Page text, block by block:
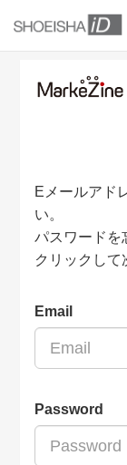
Eメールアド
い。
パスワードを
クリックして
Email
Password